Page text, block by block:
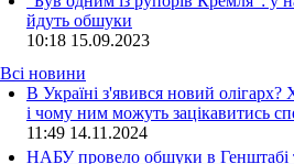
йдуть обшуки
10:18 15.09.2023
Всі новини
В Україні з'явився новий
і чому ним можуть зацікавитись
11:49 14.11.2024
НАБУ провело обшуки в Генштабі